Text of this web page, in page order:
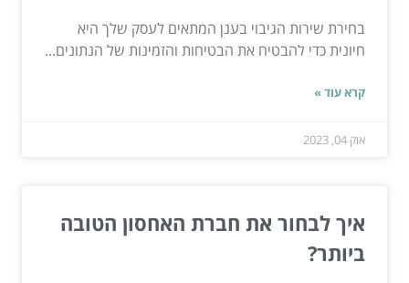
בחירת שירות הגיבוי בענן המתאים לעסק שלך היא
חיונית כדי להבטיח את הבטיחות והזמינות של הנתונים...
קרא עוד »
אוק 04, 2023
איך לבחור את חברת האחסון הטובה
ביותר?